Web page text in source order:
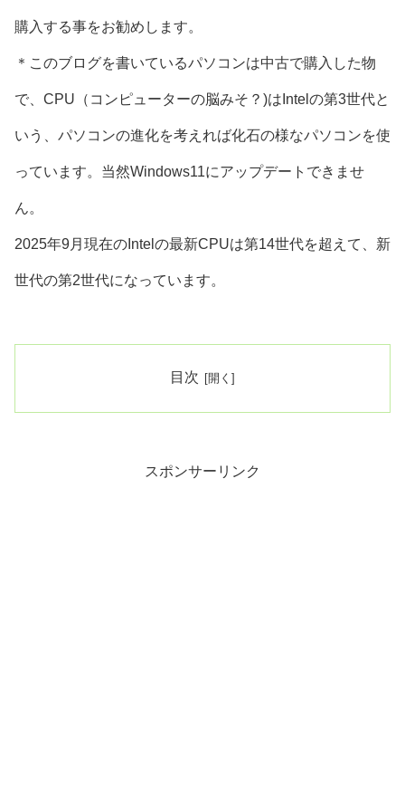
購入する事をお勧めします。
＊このブログを書いているパソコンは中古で購入した物
で、CPU（コンピューターの脳みそ？)はIntelの第3世代と
いう、パソコンの進化を考えれば化石の様なパソコンを使
っています。当然Windows11にアップデートできませ
ん。
2025年9月現在のIntelの最新CPUは第14世代を超えて、新
世代の第2世代になっています。
目次
スポンサーリンク